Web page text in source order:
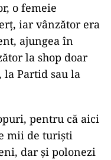
o femeie
iar vânzător era
ajungea în
la shop doar
la Partid sau la
pentru că aici
mii de turiști
dar și polonezi